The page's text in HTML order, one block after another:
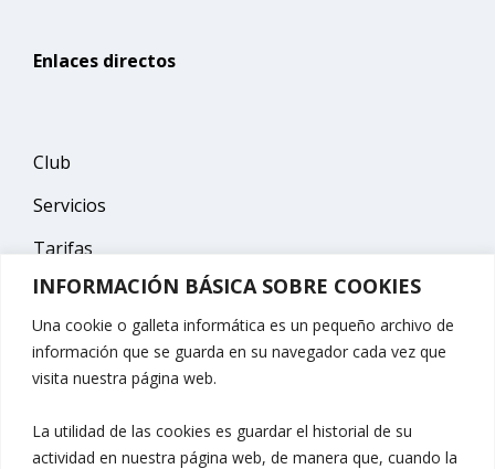
INFORMACIÓN BÁSICA SOBRE COOKIES
Una cookie o galleta informática es un pequeño archivo de
información que se guarda en su navegador cada vez que
visita nuestra página web.
La utilidad de las cookies es guardar el historial de su
actividad en nuestra página web, de manera que, cuando la
Enlaces directos
Club
Servicios
Tarifas
Escuelas
Contacto
Contacto